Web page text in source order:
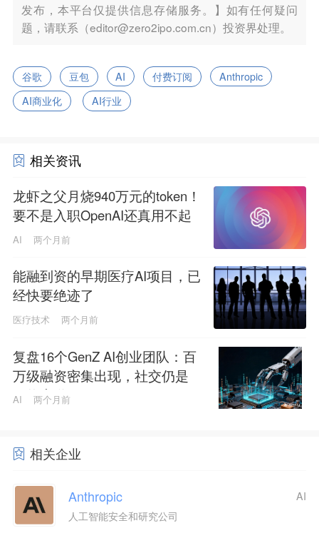
发布，本平台仅提供信息存储服务。】如有任何疑问
题，请联系（editor@zero2ipo.com.cn）投资界处理。
谷歌 豆包 AI 付费订阅
Anthropic
AI商业化
AI行业
相关资讯
龙虾之父月烧940万元的token！
要不是入职OpenAI还真用不起
AI 两个月前
能融到资的早期医疗AI项目，已
经快要绝迹了
医疗技术 两个月前
复盘16个GenZ AI创业团队：百
万级融资密集出现，社交仍是
最热赛道？
AI 两个月前
相关企业
Anthropic
人工智能安全和研究公司
AI